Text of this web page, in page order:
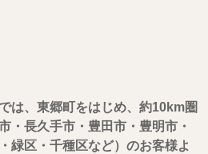
は、東郷町をはじめ、約10km圏
・長久手市・豊田市・豊明市・
緑区・千種区など）のお客様よ